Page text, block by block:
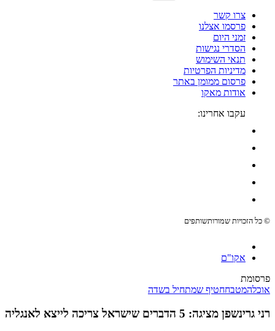
צרו קשר
פרסמו אצלנו
זמני היום
הסדרי נגישות
תנאי השימוש
מדיניות הפרטיות
פרסום ממומן באתר
אודות מאקו
עקבו אחרינו:
© כל הזכויות שמורותשותפים
אקו"ם
פרסומת
אוכלהמטבחחטיף שמתחיל בשדה
רני גרינשפן מציגה: 5 הדברים שישראל צריכה לייצא לאנגליה